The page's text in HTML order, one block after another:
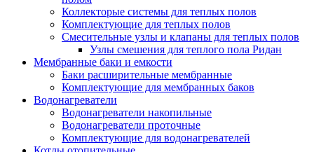
Коллекторые системы для теплых полов
Комплектующие для теплых полов
Смесительные узлы и клапаны для теплых полов
Узлы смешения для теплого пола Ридан
Мембранные баки и емкости
Баки расширительные мембранные
Комплектующие для мембранных баков
Водонагреватели
Водонагреватели накопильные
Водонагреватели проточные
Комплектующие для водонагревателей